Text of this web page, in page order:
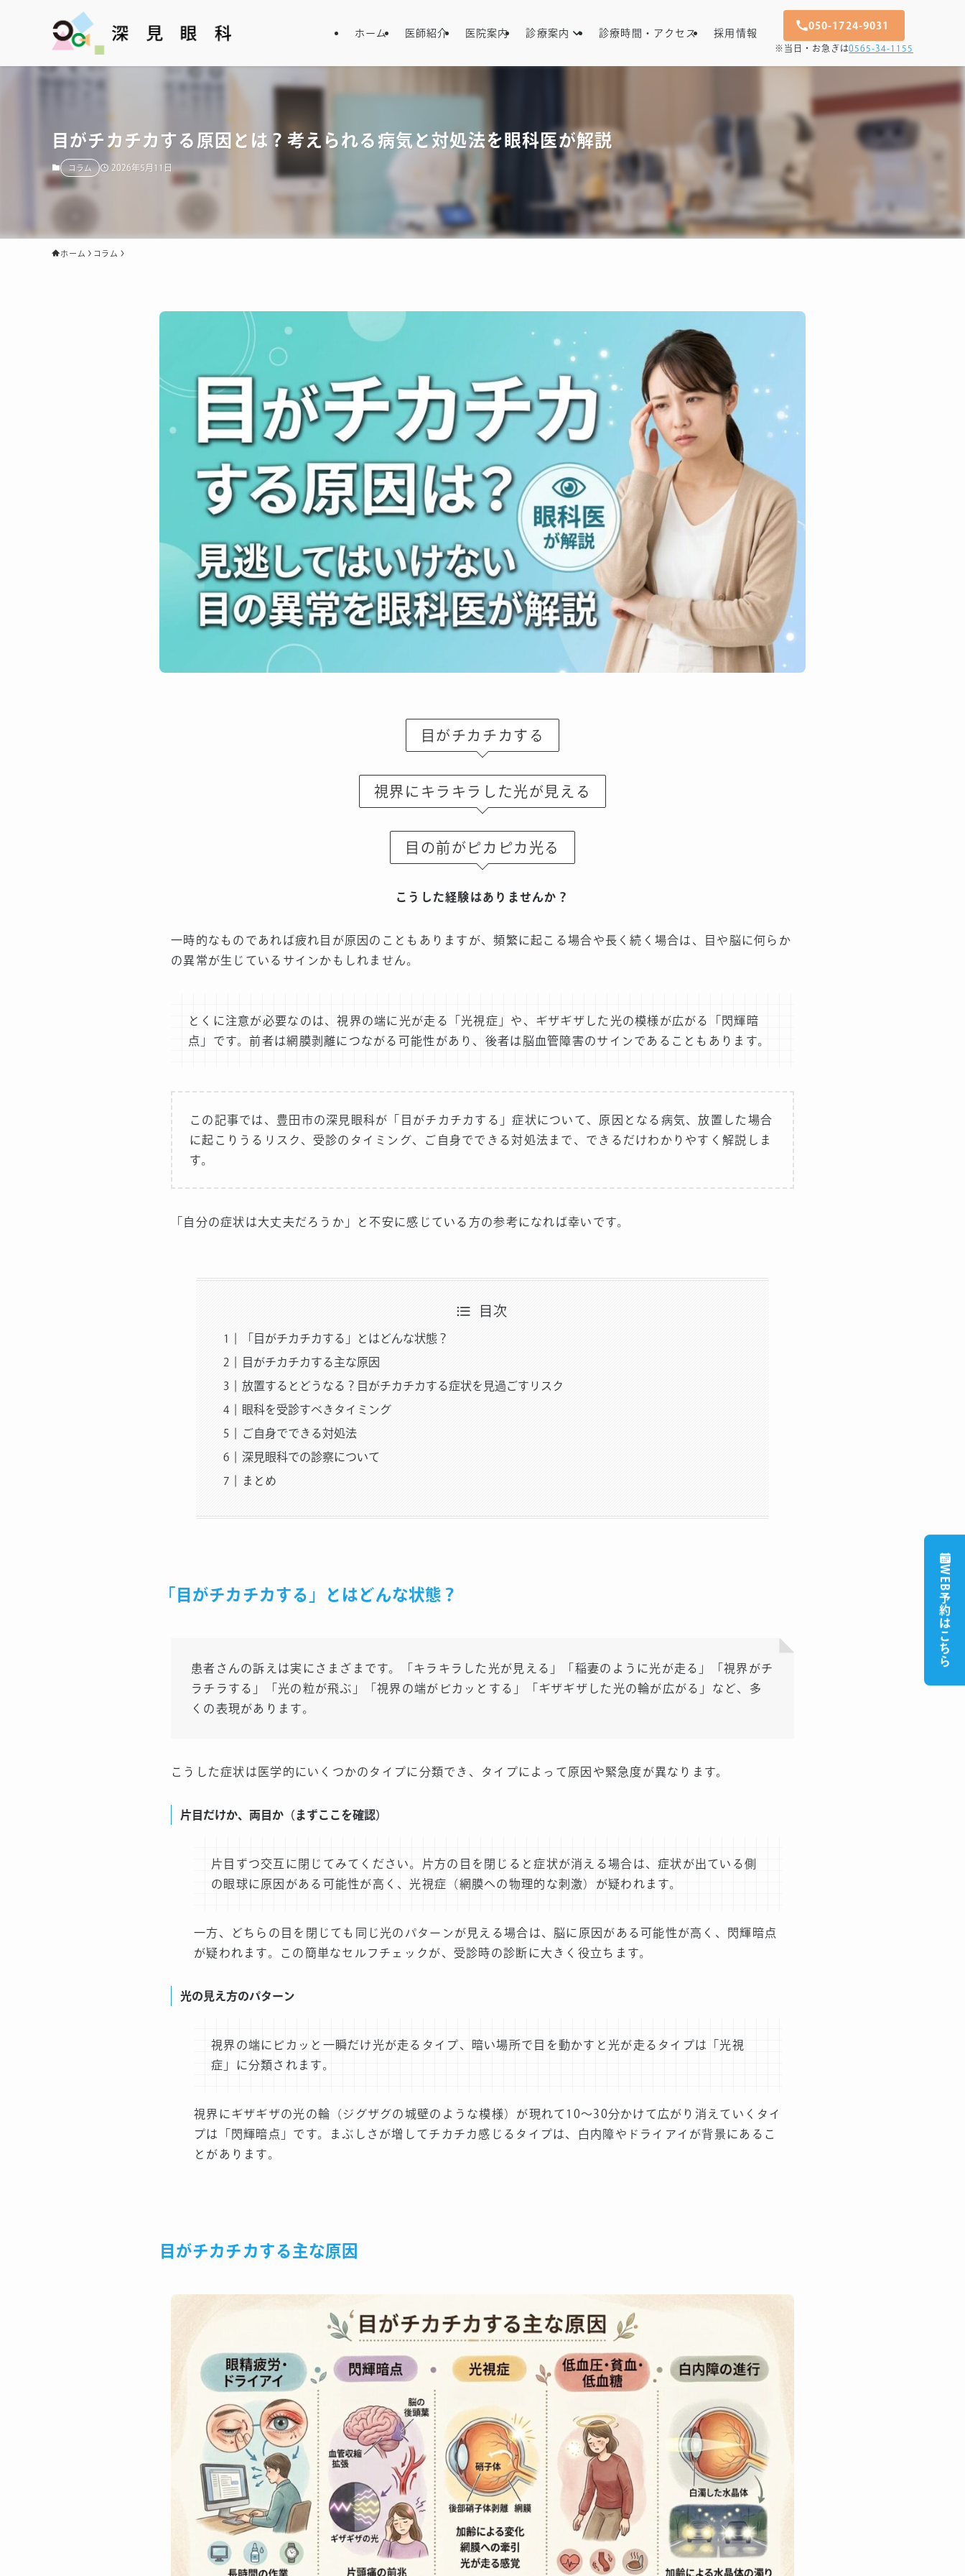
ホーム 医師紹介 医院案内 診療案内 診療時間・アクセス 採用情報
050-1724-9031
※当日・お急ぎは0565-34-1155
目がチカチカする原因とは？考えられる病気と対処法を眼科医が解説
コラム 2026年5月11日
ホーム コラム
目がチカチカする
視界にキラキラした光が見える
目の前がピカピカ光る
こうした経験はありませんか？
一時的なものであれば疲れ目が原因のこともありますが、頻繁に起こる場合や長く続く場合は、目や脳に何らか
の異常が生じているサインかもしれません。
とくに注意が必要なのは、視界の端に光が走る「光視症」や、ギザギザした光の模様が広がる「閃輝暗
点」です。前者は網膜剥離につながる可能性があり、後者は脳血管障害のサインであることもあります。
この記事では、豊田市の深見眼科が「目がチカチカする」症状について、原因となる病気、放置した場合
に起こりうるリスク、受診のタイミング、ご自身でできる対処法まで、できるだけわかりやすく解説しま
す。
「自分の症状は大丈夫だろうか」と不安に感じている方の参考になれば幸いです。
目次
「目がチカチカする」とはどんな状態？
目がチカチカする主な原因
放置するとどうなる？目がチカチカする症状を見過ごすリスク
眼科を受診すべきタイミング
ご自身でできる対処法
深見眼科での診察について
まとめ
「目がチカチカする」とはどんな状態？
患者さんの訴えは実にさまざまです。「キラキラした光が見える」「稲妻のように光が走る」「視界がチ
ラチラする」「光の粒が飛ぶ」「視界の端がピカッとする」「ギザギザした光の輪が広がる」など、多
くの表現があります。
こうした症状は医学的にいくつかのタイプに分類でき、タイプによって原因や緊急度が異なります。
片目だけか、両目か（まずここを確認）
片目ずつ交互に閉じてみてください。片方の目を閉じると症状が消える場合は、症状が出ている側
の眼球に原因がある可能性が高く、光視症（網膜への物理的な刺激）が疑われます。
一方、どちらの目を閉じても同じ光のパターンが見える場合は、脳に原因がある可能性が高く、閃輝暗点
が疑われます。この簡単なセルフチェックが、受診時の診断に大きく役立ちます。
光の見え方のパターン
視界の端にピカッと一瞬だけ光が走るタイプ、暗い場所で目を動かすと光が走るタイプは「光視
症」に分類されます。
視界にギザギザの光の輪（ジグザグの城壁のような模様）が現れて10〜30分かけて広がり消えていくタイ
プは「閃輝暗点」です。まぶしさが増してチカチカ感じるタイプは、白内障やドライアイが背景にあるこ
とがあります。
目がチカチカする主な原因
WEB予約はこちら